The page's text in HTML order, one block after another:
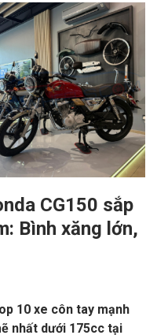
CG150 sắp
Bình xăng lớn,
10 xe côn tay mạnh
nhất dưới 175cc tại